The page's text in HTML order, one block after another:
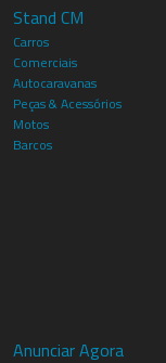
Stand CM
Carros
Comerciais
Autocaravanas
Peças & Acessórios
Motos
Barcos
Anunciar Agora